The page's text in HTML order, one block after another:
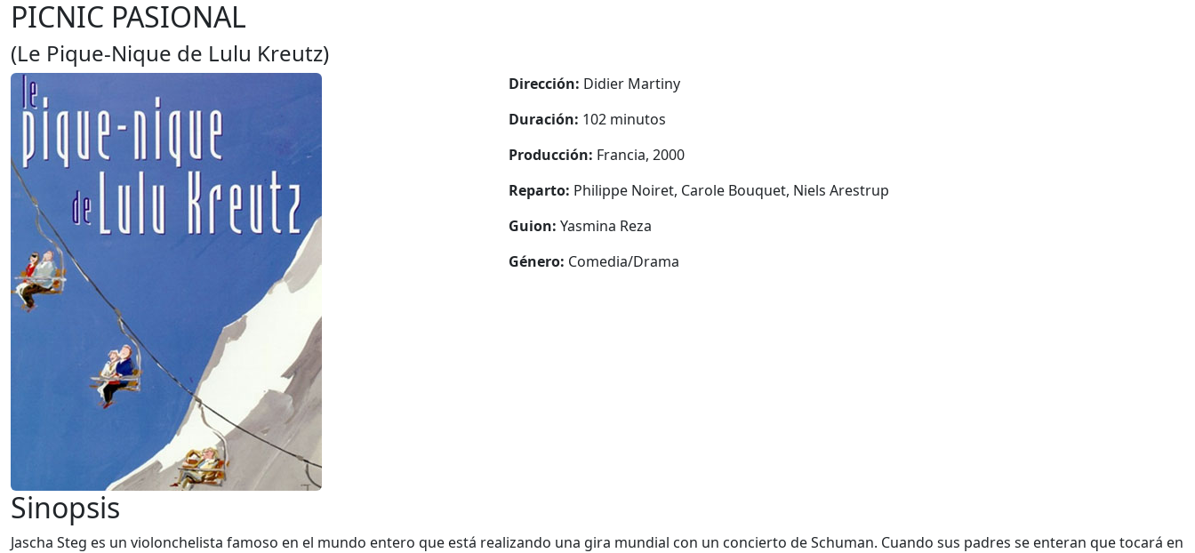
PICNIC PASIONAL
(Le Pique-Nique de Lulu Kreutz)
Dirección: Didier Martiny
Duración: 102 minutos
Producción: Francia, 2000
Reparto: Philippe Noiret, Carole Bouquet, Niels Arestrup
Guion: Yasmina Reza
Género: Comedia/Drama
Sinopsis
Jascha Steg es un violonchelista famoso en el mundo entero que está realizando una gira mundial con un concierto de Schuman. Cuando sus padres se enteran que tocará en